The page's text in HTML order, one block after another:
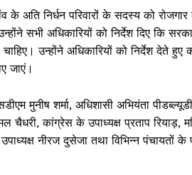
के अति निर्धन परिवारों के सदस्य को
सभी अधिकारियों को निर्देश दिए कि
चाहिए। उन्होंने अधिकारियों को निर्देश देते
जाएं।
मुनीष शर्मा, अधिशासी अभियंता
चैधरी, कांग्रेस के उपाध्यक्ष प्रताप
नीरज दुसेजा तथा विभिन्न पंचायतों के